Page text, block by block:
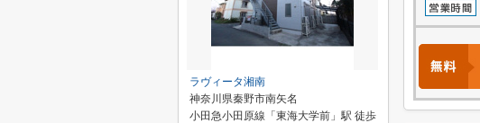
ラヴィータ湘南
神奈川県秦野市南矢名
小田急小田原線「東海大学前」駅 徒歩